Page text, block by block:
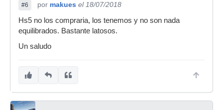
#6 por makues el 18/07/2018
Hs5 no los compraria, los tenemos y no son nada
equilibrados. Bastante latosos.
Un saludo